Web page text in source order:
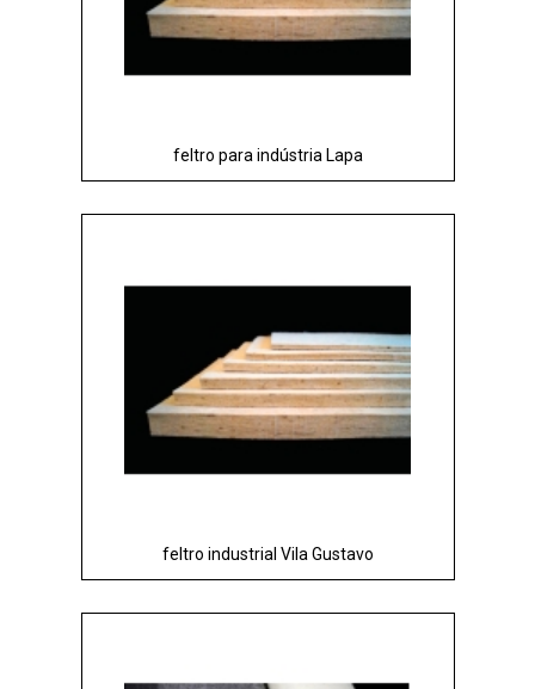
feltro para indústria Lapa
feltro industrial Vila Gustavo